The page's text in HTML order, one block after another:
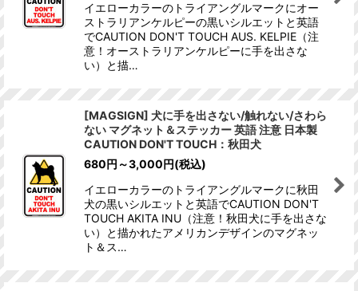
イエローカラーのトライアングルマークにオー
ストラリアンケルピーの黒いシルエットと英語
でCAUTION DON'T TOUCH AUS. KELPIE（注
意！オーストラリアンケルピーに手を出さな
い）と描…
[MAGSIGN] 犬に手を出さない/触れない/さわら
ない マグネット＆ステッカー 英語 注意 日本製
CAUTION DON'T TOUCH：秋田犬
680円 ～3,000円(税込)
イエローカラーのトライアングルマークに秋田
犬の黒いシルエットと英語でCAUTION DON'T
TOUCH AKITA INU（注意！秋田犬に手を出さな
い）と描かれたアメリカンデザインのマグネッ
ト＆ス…